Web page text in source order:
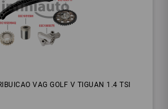
VAG GOLF V TIGUAN 1.4 TSI